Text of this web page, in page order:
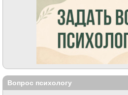
Вопрос психологу